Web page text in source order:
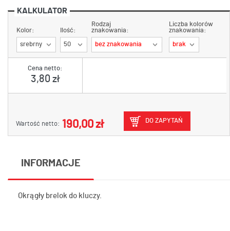
KALKULATOR
Cena netto:
3,80 zł
Wartość netto: 190,00 zł DO ZAPYTAŃ
Kolor:
srebrny
Ilość:
50
Rodzaj
znakowania:
bez znakowania
Liczba kolorów
znakowania:
brak
INFORMACJE
Okrągły brelok do kluczy.